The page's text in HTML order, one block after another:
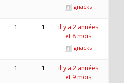
gnacks
1 1
il y a 2 années
et 8 mois
gnacks
1 1
il y a 2 années
et 9 mois